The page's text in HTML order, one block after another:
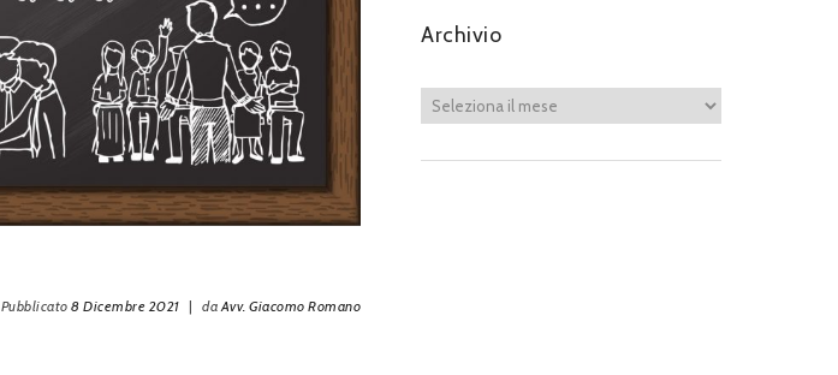
Pubblicato 8 Dicembre 2021 | daAvv. Giacomo Romano
Archivio